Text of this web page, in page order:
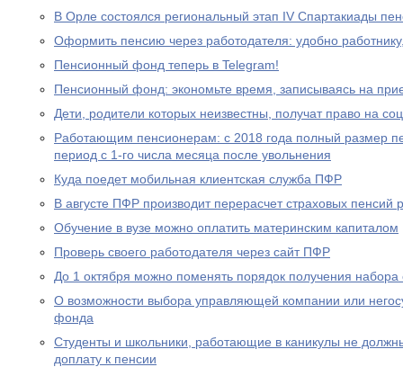
В Орле состоялся региональный этап IV Спартакиады
Оформить пенсию через работодателя: удобно
Пенсионный фонд теперь в Telegram!
Пенсионный фонд: экономьте время, записываясь на
Дети, родители которых неизвестны, получат право на
Работающим пенсионерам: с 2018 года полный размер
период с 1-го числа месяца после увольнения
Куда поедет мобильная клиентская служба ПФР
В августе ПФР производит перерасчет страховых
Обучение в вузе можно оплатить материнским капиталом
Проверь своего работодателя через сайт ПФР
До 1 октября можно поменять порядок получения набора
О возможности выбора управляющей компании или
фонда
Студенты и школьники, работающие в каникулы не
доплату к пенсии